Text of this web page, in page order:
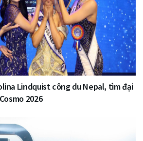
Lindquist công du Nepal, tìm đại
2026